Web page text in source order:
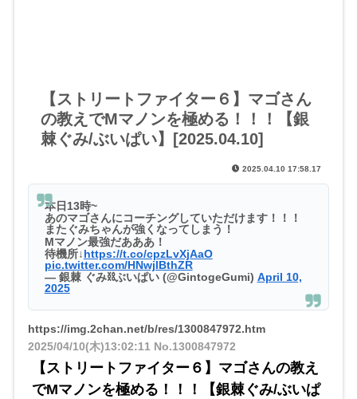
【ストリートファイター６】マゴさん
の教えでMマノンを極める！！！【銀
棘ぐみ/ぶいぱい】[2025.04.10]
2025.04.10 17:58.17
本日13時~
あのマゴさんにコーチングしていただけます！！！
またぐみちゃんが強くなってしまう！
Mマノン最強だあああ！
待機所↓https://t.co/cpzLvXjAaO
pic.twitter.com/HNwjlBthZR
— 銀棘 ぐみ⛓️ぶいぱい (@GintogeGumi) April 10,
2025
https://img.2chan.net/b/res/1300847972.htm
2025/04/10(木)13:02:11 No.1300847972
【ストリートファイター６】マゴさんの教え
でMマノンを極める！！！【銀棘ぐみ/ぶいぱ